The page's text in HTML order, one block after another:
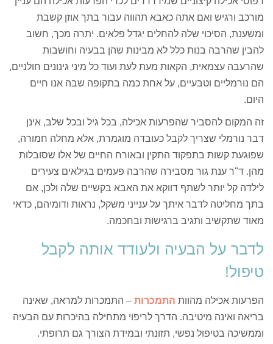
מורכב ורגיש ואם אתה כאבא תהווה עבור בתך אוזן קשבת
ומשענת, הסיכוי שלה להחלים יגדל פלאים. יתרה מכך, חשוב
להבין שהרבה בנות כלל לא מבינות שהן בבעיה וחושבות
שהרעבה עצמאית, הקאות מעת לעת ועוד כל מיני גינונים חולניים,
הם נורמליים וטבעיים, על אחת כמה בתקופה שבה אנו חיים
היום.
זה המקום להסביר שהפרעות אכילה, בכל גיל ובכל שלב, אינן
דבר נורמלי שצריך לקבל כעובדה מוגמרת, אלא מחלה חמורה,
שפוגעת קשות בתפקוד התקין ובאורח החיים של אלו שסובלות
מהן. ד"ר ענת גור מסבירה שהרבה פעמים בגילאים צעירים
לילדה קל יותר לשתף דווקא את האבא בקשיים שלה ולכן, אם
בתך מחליטה לדבר איתך על ענייני משקל, נראות ודומיהם, כדאי
מאוד שתקשיב ותגיב ברגישות ובחכמה.
לדבר על הבעיה ולעודד אותה לקבל
טיפול!
הפרעות אכילה מהוות התמכרות – התמכרות למראה, שאינה
בריאה ואינה מיטיבה. הדרך לריפוי מתחילה בהיכרות עם הבעיה
וממשיכה בטיפול נפשי, תזונתי ובמידת הצורך גם תרופתי.